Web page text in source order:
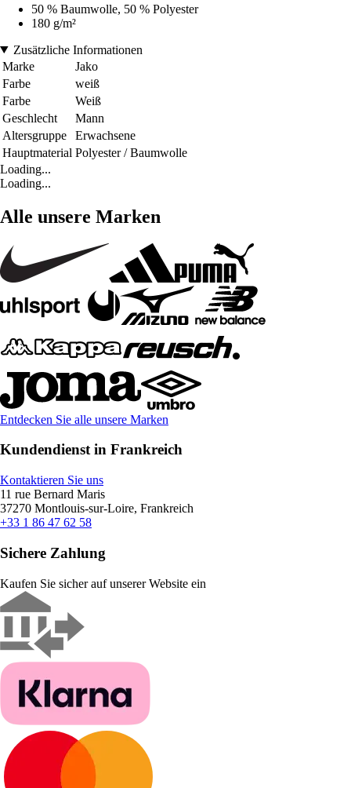
50 % Baumwolle, 50 % Polyester
180 g/m²
Zusätzliche Informationen
Marke
Jako
Farbe
weiß
Farbe
Weiß
Geschlecht
Mann
Altersgruppe
Erwachsene
Hauptmaterial Polyester / Baumwolle
Loading...
Loading...
Alle unsere Marken
Entdecken Sie alle unsere Marken
Kundendienst in Frankreich
Kontaktieren Sie uns
11 rue Bernard Maris
37270 Montlouis-sur-Loire, Frankreich
+33 1 86 47 62 58
Sichere Zahlung
Kaufen Sie sicher auf unserer Website ein